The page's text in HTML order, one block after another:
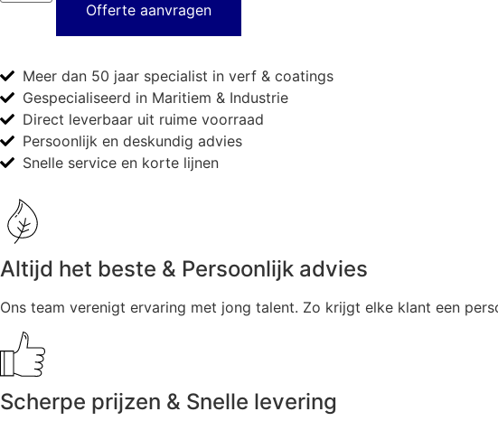
Offerte aanvragen
Meer dan 50 jaar specialist in verf & coatings
Gespecialiseerd in Maritiem & Industrie
Direct leverbaar uit ruime voorraad
Persoonlijk en deskundig advies
Snelle service en korte lijnen
Altijd het beste & Persoonlijk advies
Ons team verenigt ervaring met jong talent. Zo krijgt elke klant een
Scherpe prijzen & Snelle levering